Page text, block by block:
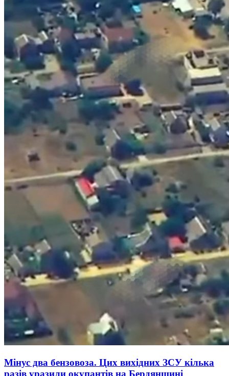
Мінус два бензовоза. Цих вихідних ЗСУ кілька
разів уразили окупантів на Бердянщині